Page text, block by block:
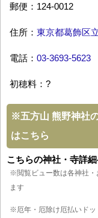
郵便：124-0012
住所： 東京都葛飾区
電話： 03-3693-5623
初穂料：?
※五方山 熊野神社
はこちら
こちらの神社・寺詳
※閲覧ビュー数は各神社・
ます
※厄年・厄除け厄払いドッ